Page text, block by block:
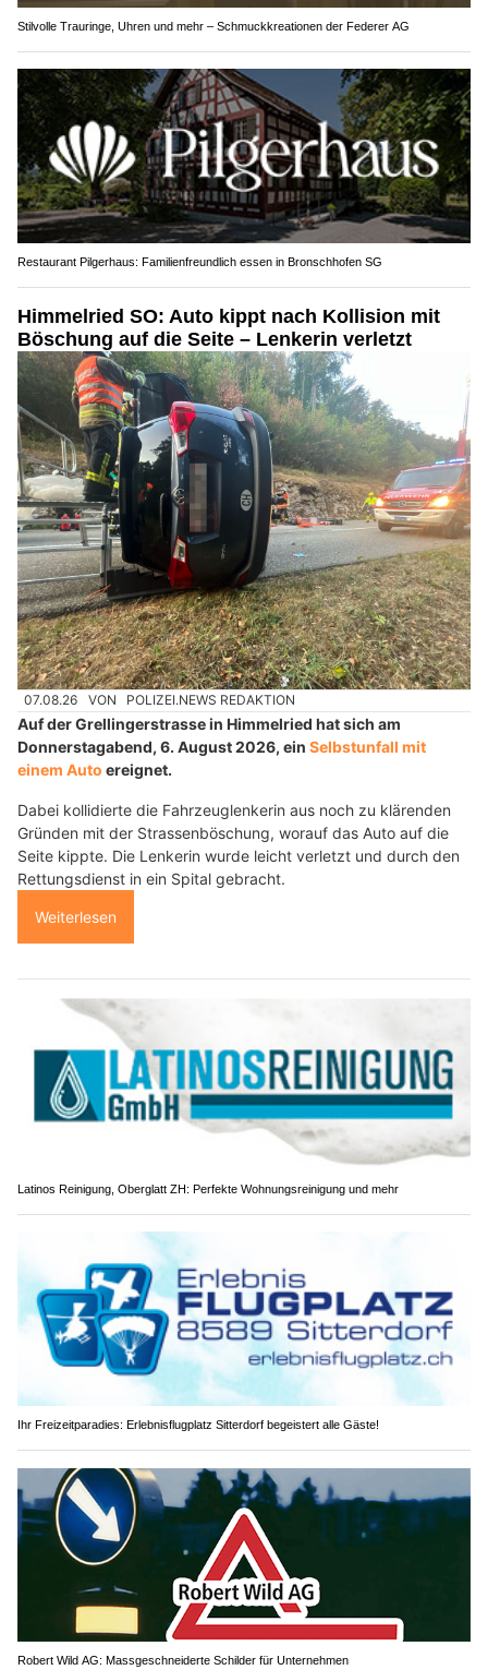
Stilvolle Trauringe, Uhren und mehr – Schmuckkreationen der Federer AG
Restaurant Pilgerhaus: Familienfreundlich essen in Bronschhofen SG
Himmelried SO: Auto kippt nach Kollision mit
Böschung auf die Seite – Lenkerin verletzt
07.08.26 VON POLIZEI.NEWS REDAKTION
Auf der Grellingerstrasse in Himmelried hat sich am
Donnerstagabend, 6. August 2026, ein Selbstunfall mit
einem Auto ereignet.
Dabei kollidierte die Fahrzeuglenkerin aus noch zu klärenden
Gründen mit der Strassenböschung, worauf das Auto auf die
Seite kippte. Die Lenkerin wurde leicht verletzt und durch den
Rettungsdienst in ein Spital gebracht.
Weiterlesen
Latinos Reinigung, Oberglatt ZH: Perfekte Wohnungsreinigung und mehr
Ihr Freizeitparadies: Erlebnisflugplatz Sitterdorf begeistert alle Gäste!
Robert Wild AG: Massgeschneiderte Schilder für Unternehmen